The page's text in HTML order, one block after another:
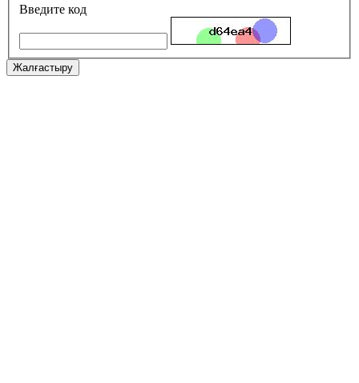
Введите код
Жалғастыру